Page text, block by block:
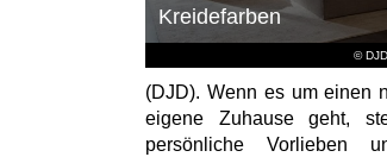
©
Kreidefarben
(DJD). Wenn es um einen
eigene Zuhause geht,
persönliche Vorlieben